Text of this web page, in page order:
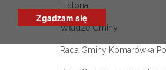
Historia
Władze Gminy
Rada Gminy Komarówka
Zgadzam się